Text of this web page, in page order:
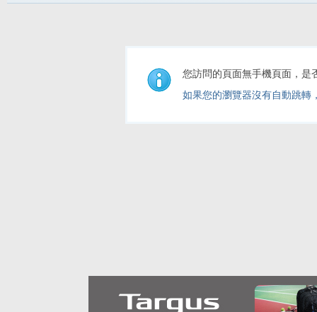
您訪問的頁面無手機頁面，是
如果您的瀏覽器沒有自動跳轉